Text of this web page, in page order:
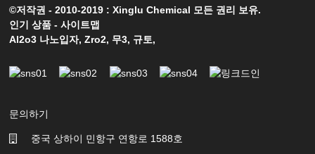
©저작권 - 2010-2019 : Xinglu Chemical 모든 권리 보유.
인기 상품 -사이트맵
Al2o3 나노입자,Zro2, 무3, 규토,
문의하기
중국 상하이 민항구 연항로 1588호